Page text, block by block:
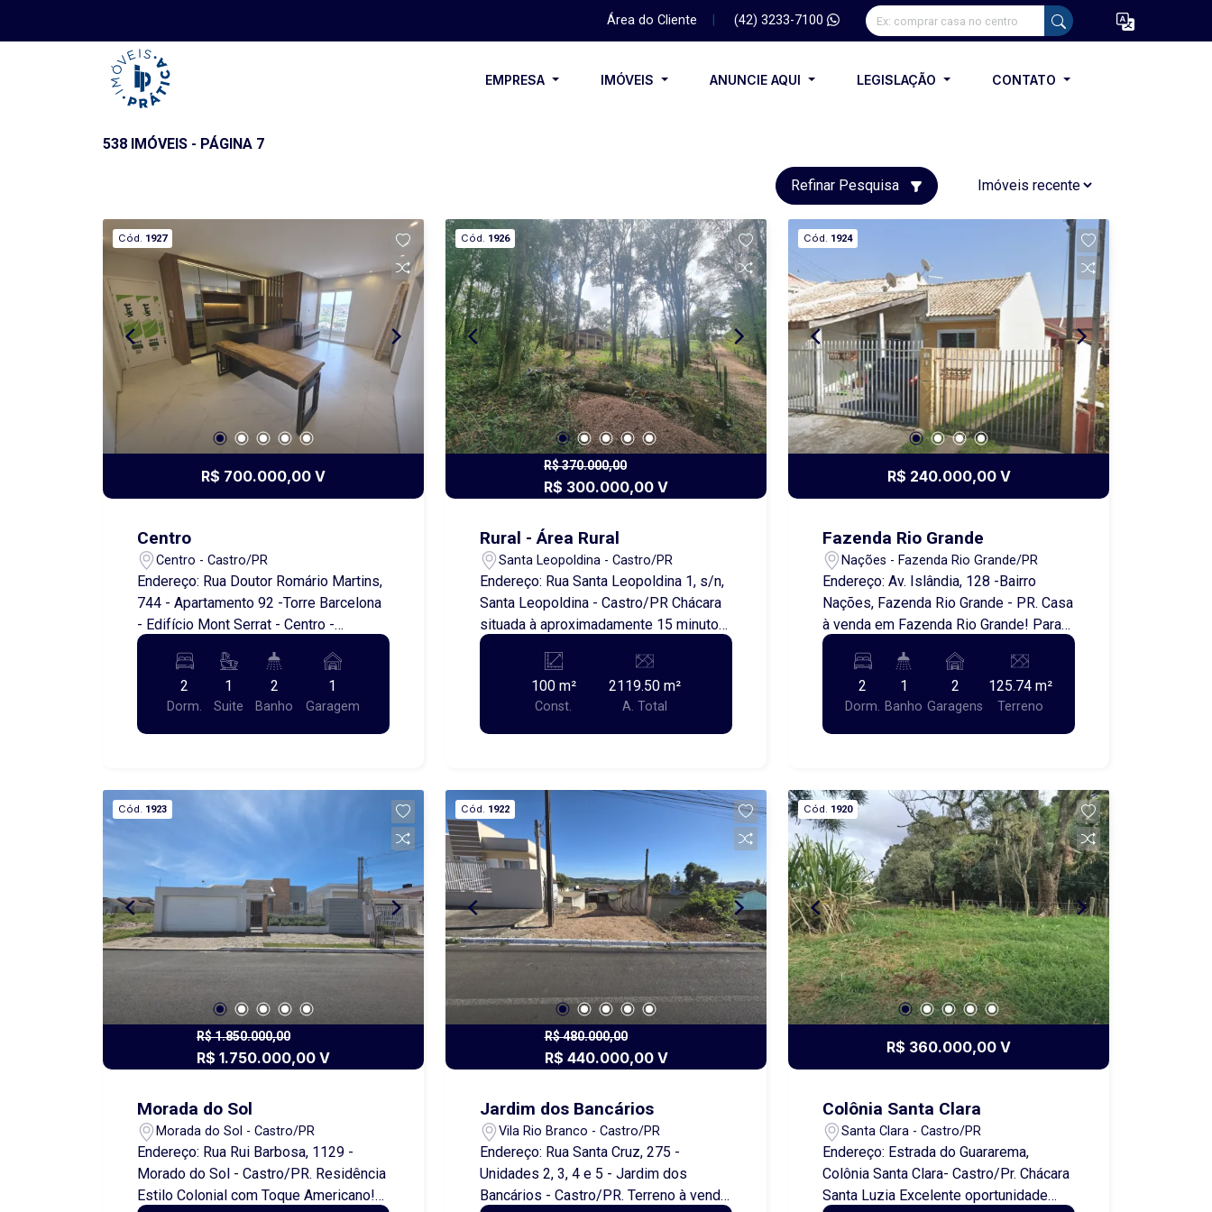
Área do Cliente (42) 3233-7100
EMPRESA IMÓVEIS ANUNCIE AQUI LEGISLAÇÃO CONTATO
538 IMÓVEIS - PÁGINA 7
Refinar Pesquisa
Cód. 1927
R$ 700.000,00 V
Centro
Centro - Castro/PR
Endereço: Rua Doutor Romário Martins,
744 - Apartamento 92 -Torre Barcelona
- Edifício Mont Serrat - Centro -
Castro/PR. Apartamento à venda no
Edifício Mont Serrat, um endereço de
prestígio que reúne conforto,
sofisticação e uma vista de tirar o
fôlego. O imóvel está semimobiliado,
em cada ambiente. Sua posição
privilegiada, face norte, garante
atmosfera acolhedora ao longo do dia.
Além disso, o apartamento conta com
uma vista maravilhosa, que proporciona
momentos únicos de contemplação e
bem-estar. Uma oportunidade perfeita
para quem busca qualidade de vida,
requinte e exclusividade em um dos
melhores empreendimentos da região.
2
Dorm.
1
Suite
2
Banho
1
Garagem
Cód. 1926
R$ 370.000,00
R$ 300.000,00 V
Rural - Área Rural
Santa Leopoldina - Castro/PR
Endereço: Rua Santa Leopoldina 1, s/n,
Santa Leopoldina - Castro/PR Chácara
situada à aproximadamente 15 minutos
do centro da cidade. A propriedade
oferece um ambiente tranquilo, com
ampla área verde e diversas árvores. A
área já conta com: Casa em fase de
construção, possibilitando a
para criação de peixes em construção,
ideal para lazer ou pequenos projetos
de piscicultura; Terreno arborizado, com
boa topografia e acesso facilitado.
Imóvel com ótimo potencial para
residência fixa, lazer ou investimento.
Documentação em dia.
100 m²
Const.
2119.50 m²
A. Total
Cód. 1924
R$ 240.000,00 V
Fazenda Rio Grande
Nações - Fazenda Rio Grande/PR
Endereço: Av. Islândia, 128 -Bairro
Nações, Fazenda Rio Grande - PR. Casa
à venda em Fazenda Rio Grande! Para
você que procura uma casa próxima de
Curitiba, temos uma excelente opção!
Localizada a apenas 8 km da capital. O
imóvel conta com: 2 quartos, sala,
cozinha, banheiro, garagem. ***Imóvel
de fácil acesso. Uma oportunidade
perfeita para quem busca morar perto
de Curitiba, com qualidade de vida e
praticidade.
2
Dorm.
1
Banho
2
Garagens
125.74 m²
Terreno
Cód. 1923
R$ 1.850.000,00
R$ 1.750.000,00 V
Morada do Sol
Morada do Sol - Castro/PR
Endereço: Rua Rui Barbosa, 1129 -
Morado do Sol - Castro/PR. Residência
Estilo Colonial com Toque Americano!
Cód. 1922
R$ 480.000,00
R$ 440.000,00 V
Jardim dos Bancários
Vila Rio Branco - Castro/PR
Endereço: Rua Santa Cruz, 275 -
Unidades 2, 3, 4 e 5 - Jardim dos
Bancários - Castro/PR. Terreno à venda
Cód. 1920
R$ 360.000,00 V
Colônia Santa Clara
Santa Clara - Castro/PR
Endereço: Estrada do Guararema,
Colônia Santa Clara- Castro/Pr. Chácara
Santa Luzia Excelente oportunidade